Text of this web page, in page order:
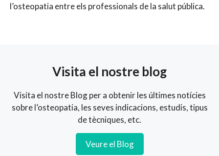
l’osteopatia entre els professionals de la salut pública.
Visita el nostre blog
Visita el nostre Blog per a obtenir les últimes notícies
sobre l’osteopatia, les seves indicacions, estudis, tipus
de tècniques, etc.
Veure el Blog